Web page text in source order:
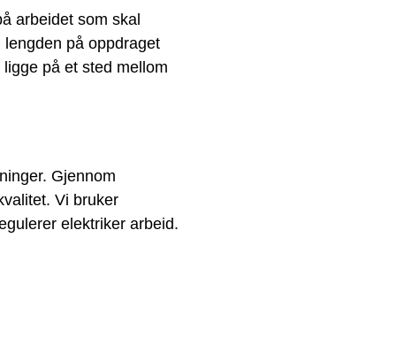
arbeidet som skal
på oppdraget
på et sted mellom
Gjennom
Vi bruker
elektriker arbeid.